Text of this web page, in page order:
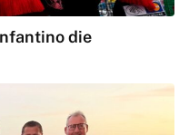
die